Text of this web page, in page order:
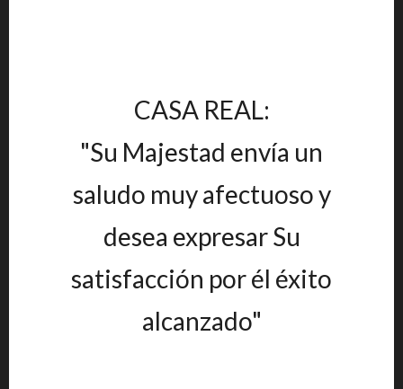
CASA REAL:
"Su Majestad envía un
saludo muy afectuoso y
desea expresar Su
satisfacción por él éxito
alcanzado"